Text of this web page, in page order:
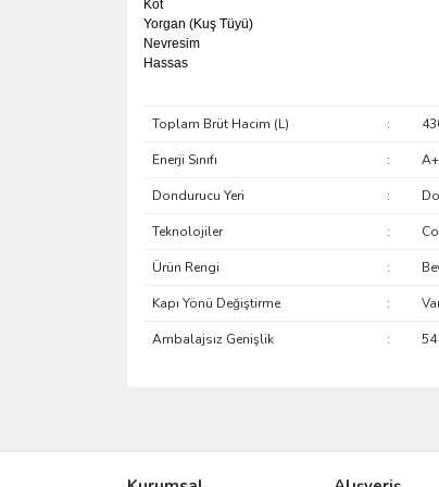
Kot
Yorgan (Kuş Tüyü)
Nevresim
Hassas
Toplam Brüt Hacim (L) :
Enerji Sınıfı :
Dondurucu Yeri :
Teknolojiler :
Ürün Rengi :
Kapı Yönü Değiştirme :
Ambalajsız Genişlik : 54